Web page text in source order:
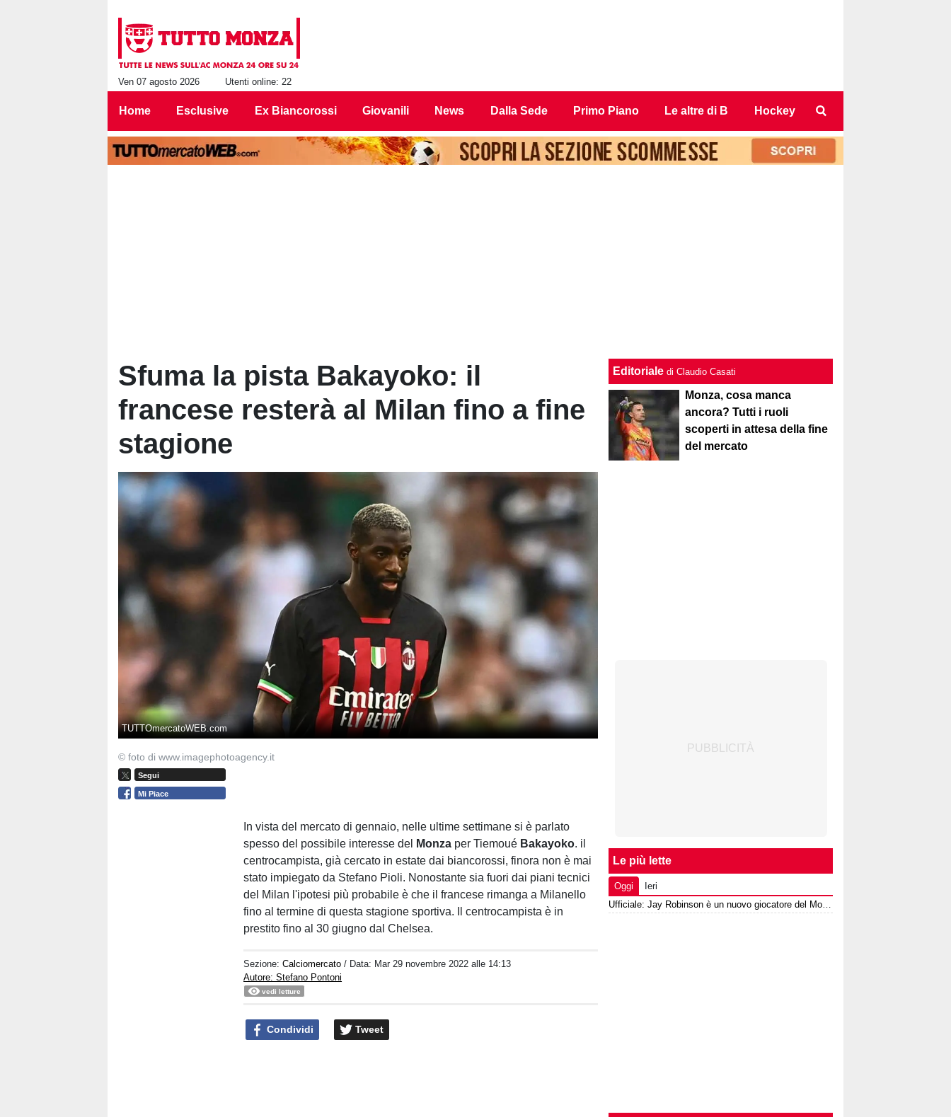
Ven 07 agosto 2026 Utenti online: 22
Home Esclusive Ex Biancorossi Giovanili News Dalla Sede Primo Piano Le altre di B Hockey
Sfuma la pista Bakayoko: il
francese resterà al Milan fino a fine
stagione
TUTTOmercatoWEB.com
© foto di www.imagephotoagency.it
Segui
Mi Piace
In vista del mercato di gennaio, nelle ultime settimane si è parlato
spesso del possibile interesse del
Monza per Tiemoué Bakayoko. il
centrocampista, già cercato in estate dai biancorossi, finora non è mai
stato impiegato da Stefano Pioli. Nonostante sia fuori dai piani tecnici
del Milan l'ipotesi più probabile è che il francese rimanga a Milanello
fino al termine di questa stagione sportiva. Il centrocampista è in
prestito fino al 30 giugno dal Chelsea.
Sezione:Calciomercato / Data: Mar 29 novembre 2022 alle 14:13
Autore: Stefano Pontoni
vedi letture
Condividi Tweet
Editoriale di Claudio Casati
Monza, cosa manca
ancora? Tutti i ruoli
scoperti in attesa della fine
del mercato
Le più lette
Oggi
Ieri
Ufficiale: Jay Robinson è un nuovo giocatore del Monza